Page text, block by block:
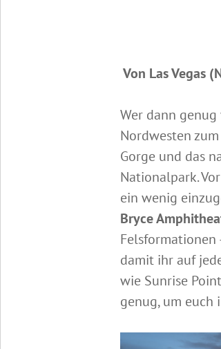
Von Las Vegas
Wer dann
Nordwesten zum
Gorge und das
Nationalpark.
ein wenig
Bryce
Felsformationen
damit ihr auf
wie Sunrise
genug, um euch